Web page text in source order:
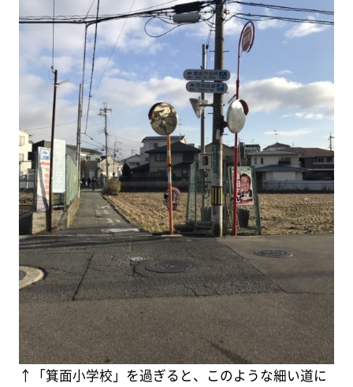
↑「箕面小学校」を過ぎると、このような細い道に